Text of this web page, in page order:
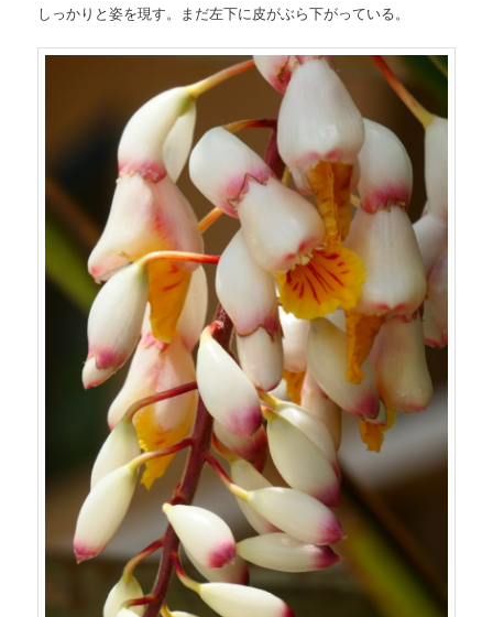
しっかりと姿を現す。まだ左下に皮がぶら下がっている。